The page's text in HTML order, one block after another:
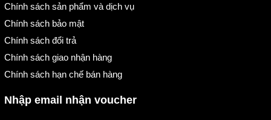
Chính sách sản phẩm và dịch vụ
Chính sách bảo mật
Chính sách đổi trả
Chính sách giao nhận hàng
Chính sách hạn chế bán hàng
Nhập email nhận voucher